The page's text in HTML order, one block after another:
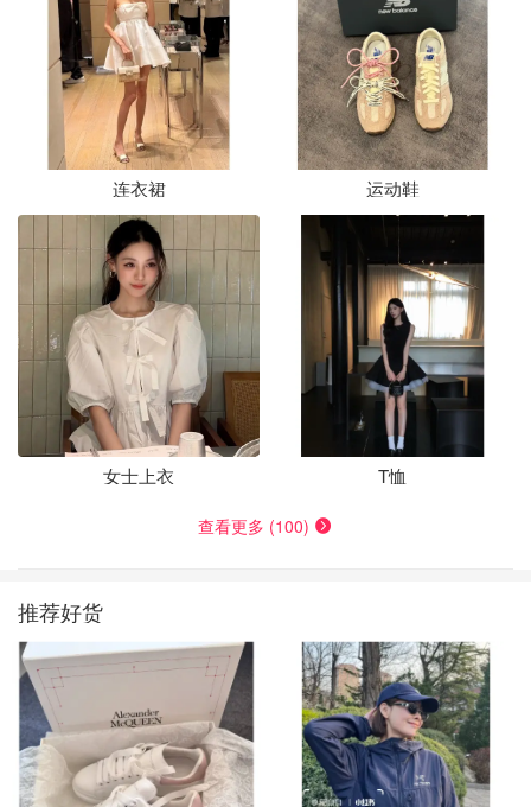
连衣裙 运动鞋
女士上衣 T恤
查看更多 (100)
推荐好货